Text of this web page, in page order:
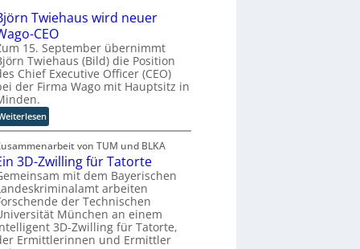
r
y
-
A
u
s
b
a
u
o
p
ä
i
s
c
h
e
n
R
o
u
t
e
r
n
h
e
A
u
t
o
m
a
t
i
s
i
e
r
u
Twiehaus wird neuer
CEO
15. September übernimmt
Twiehaus (Bild) die Position
Chief Executive Officer (CEO)
der Firma Wago mit Hauptsitz in
:
B
j
ö
r
n
T
w
i
e
von TUM und BLKA
3D-Zwilling für Tatorte
mit dem Bayerischen
arbeiten
der Technischen
München an einem
3D-Zwilling für Tatorte,
Ermittlerinnen und Ermittler